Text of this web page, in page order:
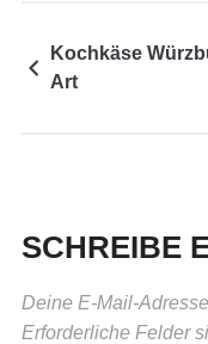
Kochkäse
Art
SCHREIBE
Deine E-Mail-
Erforderliche Felder